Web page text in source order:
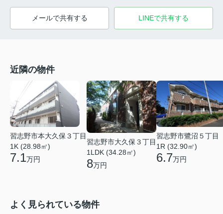
メールで共有する LINEで共有する
近隣の物件
習志野市本大久保３丁目
1K (28.98㎡)
7.1万円
習志野市大久保３丁目
1LDK (34.28㎡)
8万円
習志野市鷺沼５丁目
1R (32.90㎡)
6.7万円
よく見られている物件